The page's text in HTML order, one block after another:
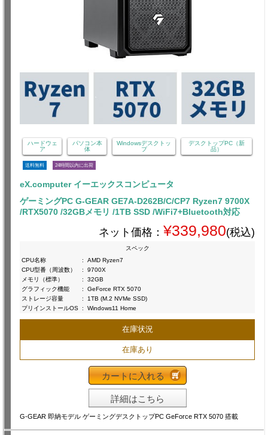
ハードウェ
ア
パソコン本
体
Windowsデスクトッ
プ
デスクトップPC（新
品）
送料無料 24時間以内に出荷
eX.computer イーエックスコンピュータ
ゲーミングPC G-GEAR GE7A-D262B/C/CP7 Ryzen7 9700X
/RTX5070 /32GBメモリ /1TB SSD /WiFi7+Bluetooth対応
ネット価格： ¥339,980(税込)
スペック
CPU名称
:
AMD Ryzen7
CPU型番（周波数）
:
9700X
メモリ（標準）
:
32GB
グラフィック機能
:
GeForce RTX 5070
ストレージ容量
:
1TB (M.2 NVMe SSD)
プリインストールOS : Windows11 Home
在庫状況
在庫あり
カートに入れる
詳細はこちら
G-GEAR 即納モデル ゲーミングデスクトップPC GeForce RTX 5070 搭載